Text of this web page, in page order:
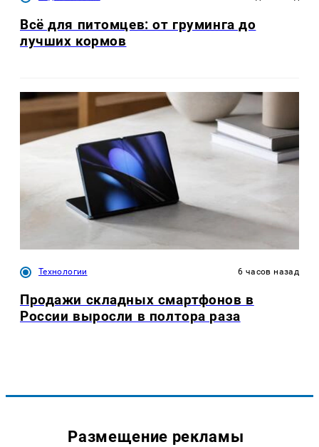
Всё для питомцев: от груминга до
лучших кормов
Технологии 6 часов назад
Продажи складных смартфонов в
России выросли в полтора раза
Размещение рекламы